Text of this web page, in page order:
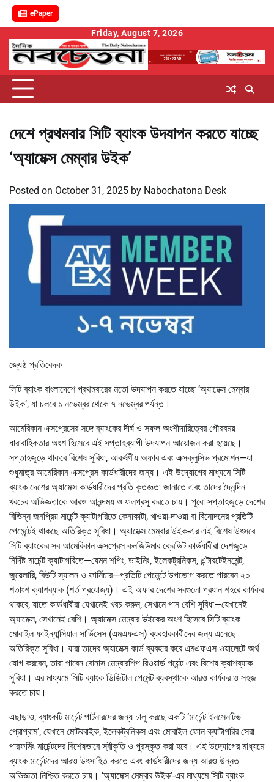
ePaper
content
Friday, August 7, 2026
দেশে প্রথমবার সিটি ব্যাংক উদযাপন করতে যাচ্ছে
‘অ্যামেক্স মেম্বার উইক’
Posted on October 31, 2025 by Nabochatona Desk
জ্যেষ্ঠ প্রতিবেদক
সিটি ব্যাংক বাংলাদেশে প্রথমবারের মতো উদযাপন করতে যাচ্ছে ‘অ্যামেক্স মেম্বার
উইক’, যা চলবে ১ নভেম্বর থেকে ৭ নভেম্বর পর্যন্ত।
আমেরিকান এক্সপ্রেসের সঙ্গে ব্যাংকের দীর্ঘ ও সফল অংশীদারিত্বের গৌরবময়
ধারাবাহিকতার অংশ হিসেবে এই সপ্তাহব্যাপী উদযাপন আয়োজন করা হয়েছে।
সপ্তাহজুড়ে থাকবে বিশেষ সুবিধা, আকর্ষণীয় অফার এবং এক্সক্লুসিভ প্রমোশন—যা
শুধুমাত্র আমেরিকান এক্সপ্রেস কার্ডধারীদের জন্য। এই উদ্যোগের মাধ্যমে সিটি
ব্যাংক দেশের অ্যামেক্স কার্ডধারীদের প্রতি কৃতজ্ঞতা জানাতে এবং তাদের দৈনন্দিন
খরচের অভিজ্ঞতাকে আরও আনন্দময় ও ফলপ্রসূ করতে চায়। পুরো সপ্তাহজুড়ে দেশের
বিভিন্ন জনপ্রিয় মার্চেন্ট ক্যাটাগরিতে কেনাকাটা, খাওয়া-দাওয়া বা বিনোদনের প্রতিটি
পেমেন্টেই থাকছে অতিরিক্ত সুবিধা। অ্যামেক্স মেম্বার উইক-এর এই বিশেষ উৎসবে
সিটি ব্যাংকের সব আমেরিকান এক্সপ্রেস কনজিউমার ক্রেডিট কার্ডধারীরা দেশজুড়ে
নির্দিষ্ট মার্চেন্ট ক্যাটাগরিতে—যেমন শপিং, ডাইনিং, ইলেকট্রনিকস, এন্টারটেইনমেন্ট,
জুয়েলারি, বিউটি স্যালন ও ফার্নিচার—প্রতিটি পেমেন্টে উপভোগ করতে পারবেন ২০
শতাংশ ক্যাশব্যাক (শর্ত প্রযোজ্য)। এই অফার দেশের সবগুলো প্রধান শহরে কার্যকর
থাকবে, যাতে কার্ডধারীরা যেখানেই খরচ করুন, সেখানে পান বেশি সুবিধা—যেখানেই
অ্যামেক্স, সেখানেই বেশি। অ্যামেক্স মেম্বার উইকের অংশ হিসেবে সিটি ব্যাংক
মোবাইল ফাইন্যান্সিয়াল সার্ভিসেস (এমএফএস) ব্যবহারকারীদের জন্য এনেছে
অতিরিক্ত সুবিধা। যারা তাদের অ্যামেক্স কার্ড ব্যবহার করে এমএফএস ওয়ালেটে অর্থ
যোগ করবেন, তারা পাবেন বোনাস মেম্বারশিপ রিওয়ার্ড পয়েন্ট এবং বিশেষ ক্যাশব্যাক
সুবিধা। এর মাধ্যমে সিটি ব্যাংক ডিজিটাল পেমেন্ট ব্যবস্থাকে আরও কার্যকর ও সহজ
করতে চায়।
এছাড়াও, ব্যাংকটি মার্চেন্ট পার্টনারদের জন্য চালু করছে একটি ‘মার্চেন্ট ইনসেনটিভ
প্রোগ্রাম’, যেখানে মোটরবাইক, ইলেকট্রনিকস এবং মোবাইল ফোন ক্যাটাগরির সেরা
পারফর্মিং মার্চেন্টদের বিশেষভাবে স্বীকৃতি ও পুরস্কৃত করা হবে। এই উদ্যোগের মাধ্যমে
ব্যাংক মার্চেন্টদের আরও উৎসাহিত করতে এবং কার্ডধারীদের জন্য আরও উন্নত
অভিজ্ঞতা নিশ্চিত করতে চায়। ‘অ্যামেক্স মেম্বার উইক’-এর মাধ্যমে সিটি ব্যাংক